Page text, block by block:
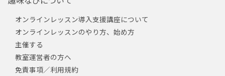
オンラインレッスン導入支援講座について
オンラインレッスンのやり方、始め方
主催する
教室運営者の方へ
免責事項／利用規約